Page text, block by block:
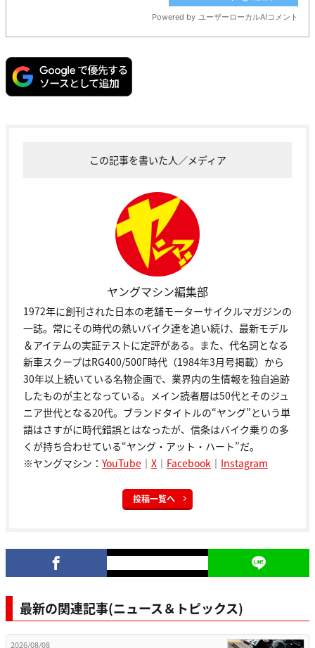
この記事を書いた人／メディア
ヤングマシン編集部
1972年に創刊された日本の老舗モーターサイクルマガジンの
一誌。常にその時代の熱いバイク達を追い続け、最新モデル
＆アイテムの実証テストに定評がある。また、代名詞となる
新車スクープはRG400/500Γ時代（1984年3月号掲載）から
30年以上続いている名物企画で、業界内の生情報を独自追跡
したものが主となっている。メイン読者層は50代とそのジュ
ニア世代となる20代。ブランドタイトルの“ヤング”という単
語はさすがに時代錯誤とはなったが、信条はバイク乗りの多
くが持ち合わせている“ヤング・アット・ハート”だ。
※ヤングマシン： YouTube ｜ X ｜ Facebook ｜ Instagram
投稿一覧へ
最新の関連記事(ニュース＆トピックス)
2026/08/08